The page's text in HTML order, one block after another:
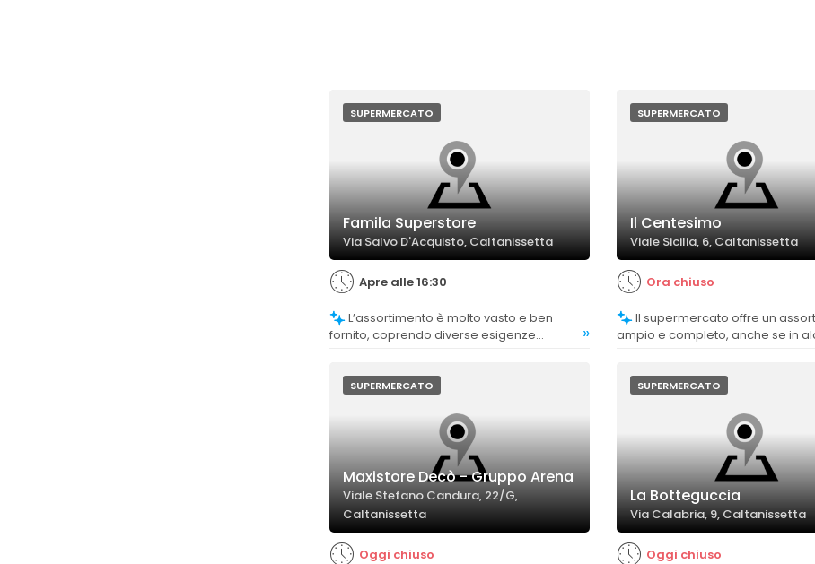
SUPERMERCATO
Famila Superstore
Via Salvo D'Acquisto, Caltanissetta
Apre alle 16:30
fornito, coprendo diverse esigenze
»
SUPERMERCATO
Il Centesimo
Viale Sicilia, 6, Caltanissetta
Ora chiuso
Il supermercato offre un assortimento
ampio e completo, anche se in
SUPERMERCATO
Maxistore Decò - Gruppo Arena
Viale Stefano Candura, 22/G,
Caltanissetta
Oggi chiuso
SUPERMERCATO
La Botteguccia
Via Calabria, 9, Caltanissetta
Oggi chiuso